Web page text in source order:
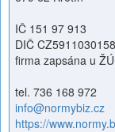
IČ 151 97 913
DIČ CZ5911030158
firma zapsána u
tel. 736 168 972
info@normybiz.cz
https://